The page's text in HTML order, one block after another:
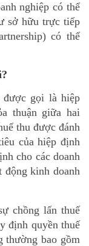
nghiệp có thể
sở hữu trực tiếp
có thể
được gọi là hiệp
thuận giữa hai
thu được đánh
của hiệp định
cho các doanh
động kinh doanh
chồng lấn thuế
định quyền thuế
thường bao gồm